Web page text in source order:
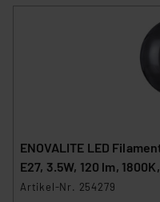
ENOVALITE LED
E27, 3.5W, 120 lm,
Artikel-Nr. 254279